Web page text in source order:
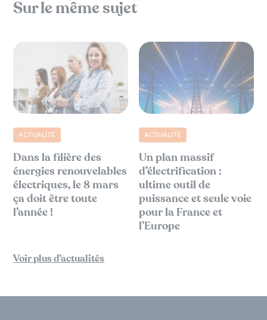
Sur le même sujet
ACTUALITÉ
Dans la filière des
énergies renouvelables
électriques, le 8 mars
ça doit être toute
l’année !
ACTUALITÉ
Un plan massif
d’électrification :
ultime outil de
puissance et seule voie
pour la France et
l’Europe
Voir plus d’actualités